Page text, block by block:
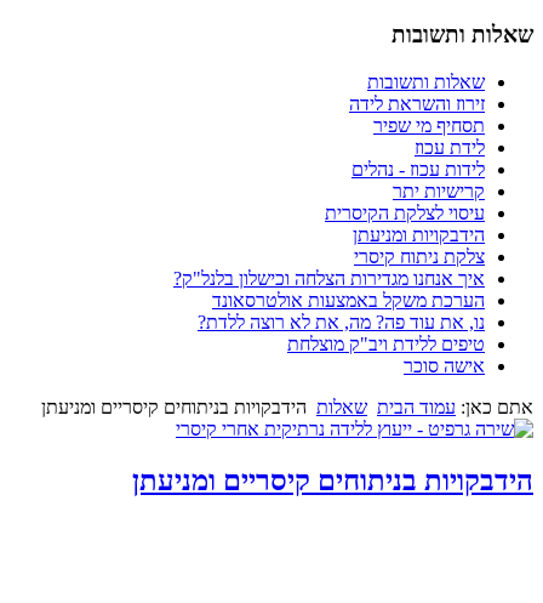
שאלות ותשובות
שאלות ותשובות
זירוז והשראת לידה
תסחיף מי שפיר
לידת עכוז
לידות עכוז - נהלים
קרישיות יתר
עיסוי לצלקת הקיסרית
הידבקויות ומניעתן
צלקת ניתוח קיסרי
איך אנחנו מגדירות הצלחה וכישלון בלנל"ק?
הערכת משקל באמצעות אולטרסאונד
נו, את עוד פה? מה, את לא רוצה ללדת?
טיפים ללידת ויב"ק מוצלחת
אישה סוכר
אתם כאן: עמוד הבית שאלות הידבקויות בניתוחים קיסריים ומניעתן
הידבקויות בניתוחים קיסריים ומניעתן